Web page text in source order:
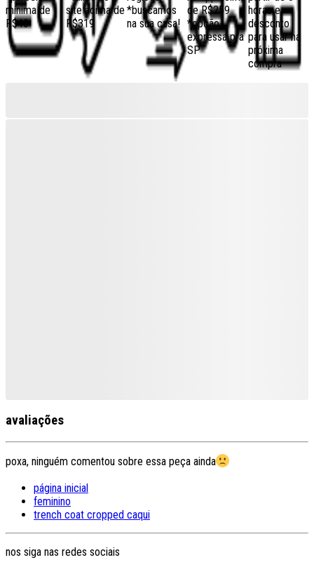
mínima de
R$40
site acima de
R$319
*buscamos
na sua casa!
de R$259
*opção
expressa pra
SP
horas e
desconto
para usar na
próxima
compra
avaliações
poxa, ninguém comentou sobre essa peça ainda
página inicial
feminino
trench coat cropped caqui
nos siga nas redes sociais